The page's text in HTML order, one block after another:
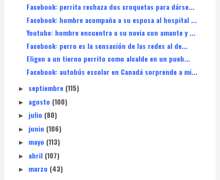
Facebook: perrita rechaza dos croquetas para dárse...
Facebook: hombre acompaña a su esposa al hospital ...
Youtube: hombre encuentra a su novia con amante y ...
Facebook: perro es la sensación de las redes al de...
Eligen a un tierno perrito como alcalde en un pueb...
Facebook: autobús escolar en Canadá sorprende a mi...
► septiembre (115)
► agosto (100)
► julio (80)
► junio (106)
► mayo (113)
► abril (107)
► marzo (43)